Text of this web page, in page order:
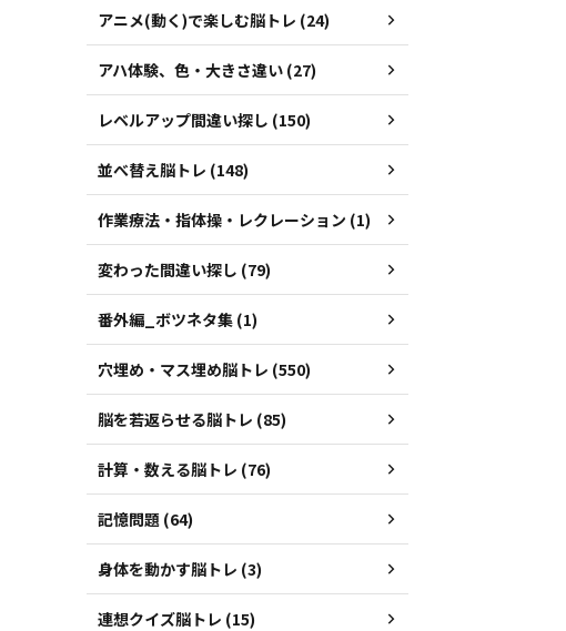
アニメ(動く)で楽しむ脳トレ (24)
アハ体験、色・大きさ違い (27)
レベルアップ間違い探し (150)
並べ替え脳トレ (148)
作業療法・指体操・レクレーション (1)
変わった間違い探し (79)
番外編_ボツネタ集 (1)
穴埋め・マス埋め脳トレ (550)
脳を若返らせる脳トレ (85)
計算・数える脳トレ (76)
記憶問題 (64)
身体を動かす脳トレ (3)
連想クイズ脳トレ (15)